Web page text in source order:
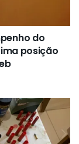
do
posição